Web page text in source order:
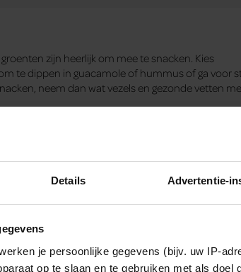
Details Advertentie-
je persoonlijke gegevens (bijv. uw IP-
op te slaan en te gebruiken met als doel
zijn heerlijk om mee te snacken. Kies
te dippen in guacamole of hummus of ga voor
neem dan wat vezels en gezonde vetten
te snacken, voorkom je dat je ongecontroleerd gaat
wat je gaat snacken en wanneer je dat gaat
immers precies wanneer het tijd is voor jouw